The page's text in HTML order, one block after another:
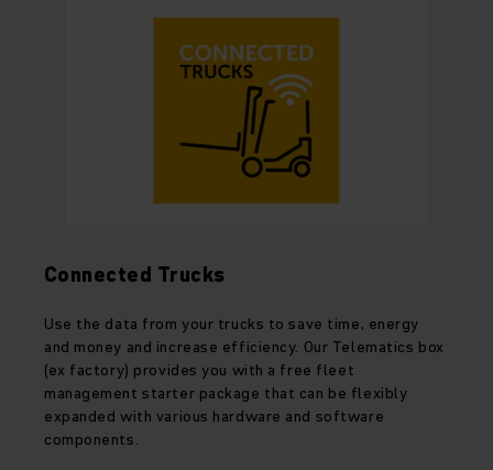
Connected Trucks
Use the data from your trucks to save time, energy
and money and increase efficiency. Our Telematics box
(ex factory) provides you with a free fleet
management starter package that can be flexibly
expanded with various hardware and software
components.